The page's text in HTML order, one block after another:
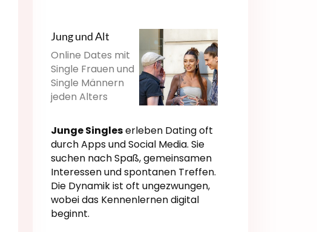
Jung und Alt
Online Dates mit
Single Frauen und
Single Männern
jeden Alters
Junge Singleserleben Dating oft
durch Apps und Social Media. Sie
suchen nach Spaß, gemeinsamen
Interessen und spontanen Treffen.
Die Dynamik ist oft ungezwungen,
wobei das Kennenlernen digital
beginnt.